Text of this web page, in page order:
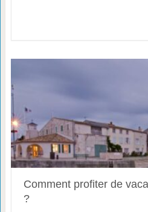
Comment profiter de
?